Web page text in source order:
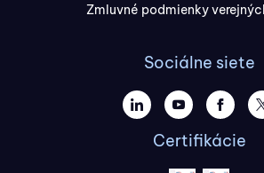
Zmluvné podmienky
Sociálne siete
Certifikácie